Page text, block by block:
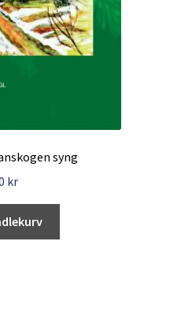
syng
kr